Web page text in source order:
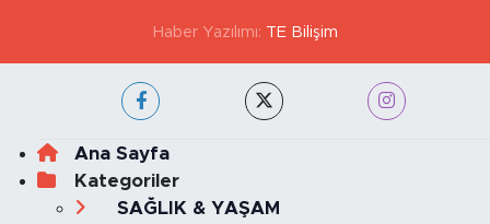
Haber Yazılımı: TE Bilişim
Ana Sayfa
Kategoriler
SAĞLIK & YAŞAM